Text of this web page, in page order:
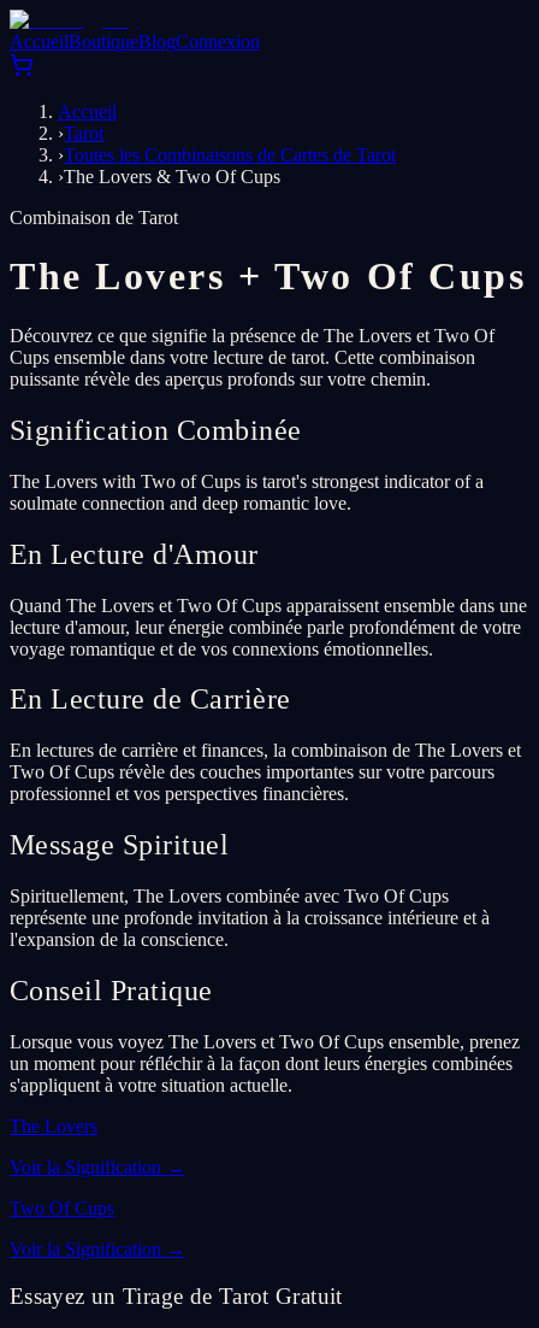
AccueilBoutiqueBlogConnexion
Accueil
›Tarot
›Toutes les Combinaisons de Cartes de Tarot
›The Lovers & Two Of Cups
Combinaison de Tarot
The Lovers +Two Of Cups
Découvrez ce que signifie la présence de The Lovers et Two Of
Cups ensemble dans votre lecture de tarot. Cette combinaison
puissante révèle des aperçus profonds sur votre chemin.
Signification Combinée
The Lovers with Two of Cups is tarot's strongest indicator of a
soulmate connection and deep romantic love.
En Lecture d'Amour
Quand The Lovers et Two Of Cups apparaissent ensemble dans une
lecture d'amour, leur énergie combinée parle profondément de votre
voyage romantique et de vos connexions émotionnelles.
En Lecture de Carrière
En lectures de carrière et finances, la combinaison de The Lovers et
Two Of Cups révèle des couches importantes sur votre parcours
professionnel et vos perspectives financières.
Message Spirituel
Spirituellement, The Lovers combinée avec Two Of Cups
représente une profonde invitation à la croissance intérieure et à
l'expansion de la conscience.
Conseil Pratique
Lorsque vous voyez The Lovers et Two Of Cups ensemble, prenez
un moment pour réfléchir à la façon dont leurs énergies combinées
s'appliquent à votre situation actuelle.
The Lovers
Voir la Signification →
Two Of Cups
Voir la Signification →
Essayez un Tirage de Tarot Gratuit